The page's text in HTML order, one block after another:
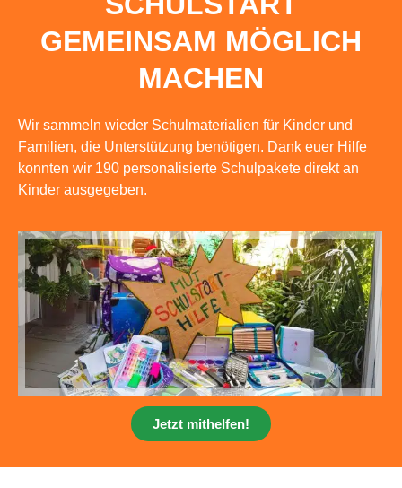
GEMEINSAM MÖGLICH
MACHEN
Wir sammeln wieder Schulmaterialien für Kinder und
Familien, die Unterstützung benötigen. Dank euer Hilfe
konnten wir 190 personalisierte Schulpakete direkt an
Kinder ausgegeben.
Jetzt mithelfen!